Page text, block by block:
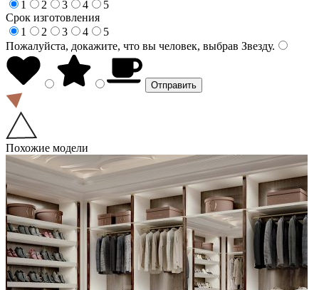
1
2 3 4
5
Срок изготовления
1
2 3 4
5
Пожалуйста, докажите, что вы человек, выбрав Звезду.
Похожие модели